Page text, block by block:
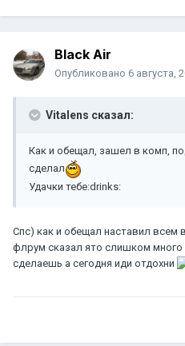
Black Air
Опубликовано 6 августа,
Vitalens сказал:
Как и обещал, зашел в комп,
сделал
Удачки тебе:drinks:
Спс) как и обещал наставил всем
флрум сказал ято слишком
сделаешь а сегодня иди отдохни